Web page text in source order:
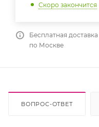
Скоро закончится
Бесплатная
по Москве
ВОПРОС-ОТВЕТ